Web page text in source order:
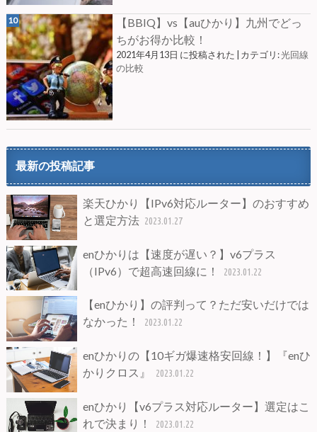
【BBIQ】vs【auひかり】九州でどっ
ちがお得か比較！
2021年4月13日 に投稿された カテゴリ:光回線
の比較
最新の投稿記事
楽天ひかり【IPv6対応ルーター】のおすすめ
と選定方法 2023.01.27
enひかりは【速度が遅い？】v6プラス
（IPv6）で超高速回線に！
2023.01.22
【enひかり】の評判って？ただ安いだけでは
なかった！
2023.01.22
enひかりの【10ギガ爆速格安回線！】『enひ
かりクロス』
2023.01.22
enひかり【v6プラス対応ルーター】選定はこ
れで決まり！
2023.01.22